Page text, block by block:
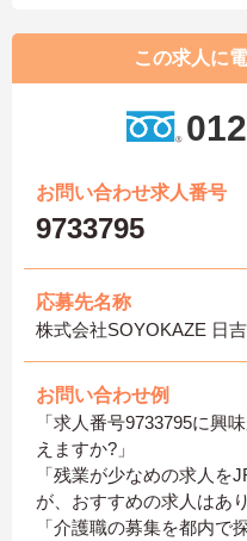
この求人に
お問い合わせ求人番号
9733795
応募先名称
株式会社SOYOKAZE 日
お問い合わせ例
「求人番号9733795に興
えますか?」
「残業が少なめの求人を
が、おすすめの求人はあ
「介護職の募集を都内で